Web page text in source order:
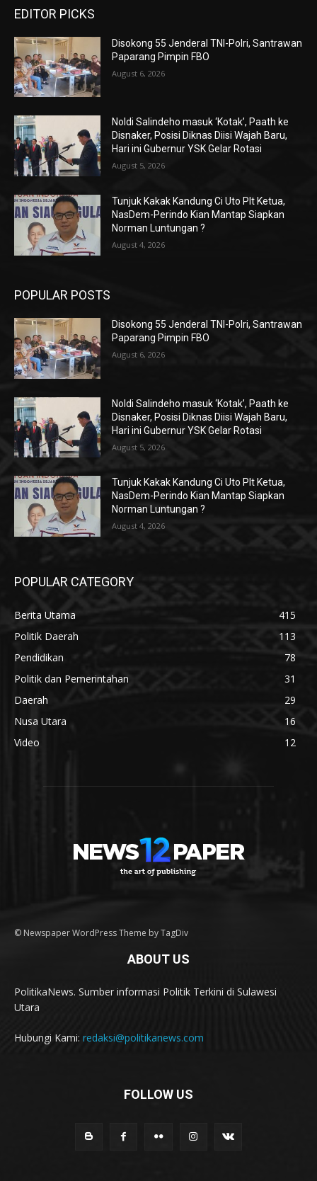
EDITOR PICKS
Disokong 55 Jenderal TNI-Polri, Santrawan
Paparang Pimpin FBO
August 6, 2026
Noldi Salindeho masuk ‘Kotak’, Paath ke
Disnaker, Posisi Diknas Diisi Wajah Baru,
Hari ini Gubernur YSK Gelar Rotasi
August 5, 2026
Tunjuk Kakak Kandung Ci Uto Plt Ketua,
NasDem-Perindo Kian Mantap Siapkan
Norman Luntungan ?
August 4, 2026
POPULAR POSTS
Disokong 55 Jenderal TNI-Polri, Santrawan
Paparang Pimpin FBO
August 6, 2026
Noldi Salindeho masuk ‘Kotak’, Paath ke
Disnaker, Posisi Diknas Diisi Wajah Baru,
Hari ini Gubernur YSK Gelar Rotasi
August 5, 2026
Tunjuk Kakak Kandung Ci Uto Plt Ketua,
NasDem-Perindo Kian Mantap Siapkan
Norman Luntungan ?
August 4, 2026
POPULAR CATEGORY
Berita Utama
415
Politik Daerah
113
Pendidikan
78
Politik dan Pemerintahan
31
Daerah
29
Nusa Utara
16
Video
12
© Newspaper WordPress Theme by TagDiv
ABOUT US
PolitikaNews. Sumber informasi Politik Terkini di Sulawesi
Utara
Hubungi Kami: redaksi@politikanews.com
FOLLOW US